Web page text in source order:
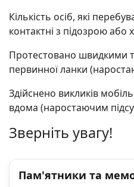
Кількість осіб, які
контактні з підозрою
Протестовано швидкими
первинної ланки
Здійснено викликів
вдома (наростаючим
Зверніть увагу!
Пам'ятники та